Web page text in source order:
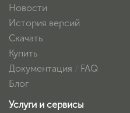
Новости
История версий
Скачать
Купить
Документация
FAQ
Блог
Услуги и сервисы